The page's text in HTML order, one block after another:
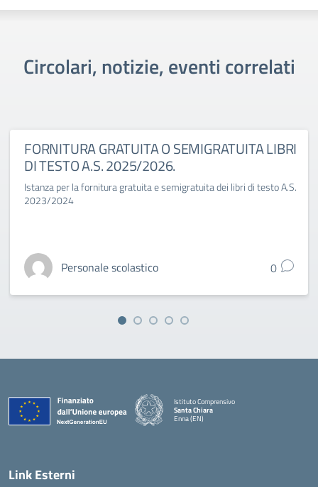
Circolari, notizie, eventi correlati
FORNITURA GRATUITA O SEMIGRATUITA LIBRI
DI TESTO A.S. 2025/2026.
Istanza per la fornitura gratuita e semigratuita dei libri di testo A.S.
2023/2024
Personale scolastico 0
Istituto Comprensivo
Santa Chiara
Enna (EN)
Link Esterni